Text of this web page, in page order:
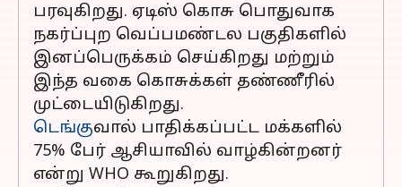
பரவுகிறது. ஏடிஸ் கொசு பொதுவாக
நகர்ப்புற வெப்பமண்டல பகுதிகளில்
இனப்பெருக்கம் செய்கிறது மற்றும்
இந்த வகை கொசுக்கள் தண்ணீரில்
முட்டையிடுகிறது.
டெங்குவால் பாதிக்கப்பட்ட மக்களில்
75% பேர் ஆசியாவில் வாழ்கின்றனர்
என்று WHO கூறுகிறது.